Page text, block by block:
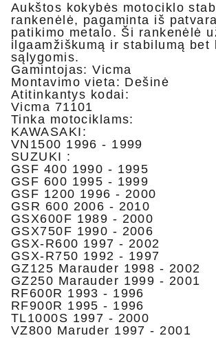
Aukštos kokybės motociklo
rankenėlė, pagaminta iš
patikimo metalo. Ši rankenėlė
ilgaamžiškumą ir stabilumą bet
sąlygomis.
Gamintojas: Vicma
Montavimo vieta: Dešinė
Atitinkantys kodai:
Vicma 71101
Tinka motociklams:
KAWASAKI:
VN1500 1996 - 1999
SUZUKI :
GSF 400 1990 - 1995
GSF 600 1995 - 1999
GSF 1200 1996 - 2000
GSR 600 2006 - 2010
GSX600F 1989 - 2000
GSX750F 1990 - 2006
GSX-R600 1997 - 2002
GSX-R750 1992 - 1997
GZ125 Marauder 1998 - 2002
GZ250 Marauder 1999 - 2001
RF600R 1993 - 1996
RF900R 1995 - 1996
TL1000S 1997 - 2000
VZ800 Maruder 1997 - 2001